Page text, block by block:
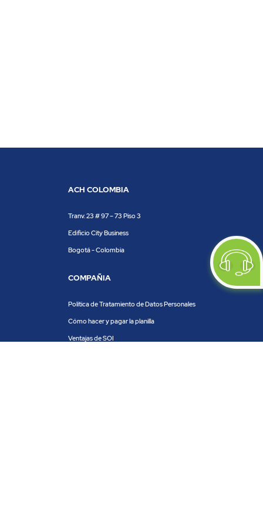
ACH COLOMBIA
Tranv. 23 # 97 – 73 Piso 3
Edificio City Business
Bogotá - Colombia
COMPAÑIA
Política de Tratamiento de Datos Personales
Cómo hacer y pagar la planilla
Ventajas de SOI